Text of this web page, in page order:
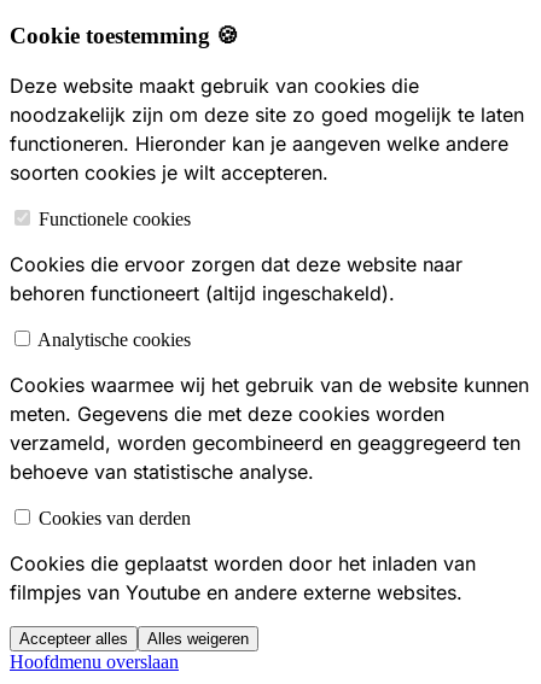
Cookie toestemming 🍪
Deze website maakt gebruik van cookies die
noodzakelijk zijn om deze site zo goed mogelijk te laten
functioneren. Hieronder kan je aangeven welke andere
soorten cookies je wilt accepteren.
Functionele cookies
Cookies die ervoor zorgen dat deze website naar
behoren functioneert (altijd ingeschakeld).
Analytische cookies
Cookies waarmee wij het gebruik van de website kunnen
meten. Gegevens die met deze cookies worden
verzameld, worden gecombineerd en geaggregeerd ten
behoeve van statistische analyse.
Cookies van derden
Cookies die geplaatst worden door het inladen van
filmpjes van Youtube en andere externe websites.
Accepteer alles Alles weigeren
Hoofdmenu overslaan